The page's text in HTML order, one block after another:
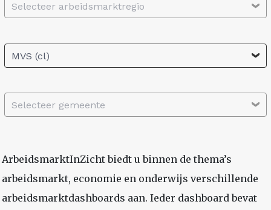
Selecteer arbeidsmarktregio
MVS (cl)
Selecteer gemeente
ArbeidsmarktInZicht biedt u binnen de thema’s
arbeidsmarkt, economie en onderwijs verschillende
arbeidsmarktdashboards aan. Ieder dashboard bevat